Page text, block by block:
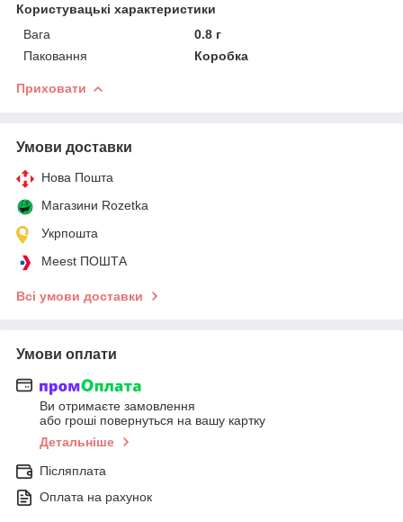
Користувацькі характеристики
Вага
0.8 г
Паковання
Коробка
Приховати
Умови доставки
Нова Пошта
Магазини Rozetka
Укрпошта
Meest ПОШТА
Всі умови доставки
Умови оплати
Ви отримаєте замовлення
або гроші повернуться на вашу картку
Детальніше
Післяплата
Оплата на рахунок